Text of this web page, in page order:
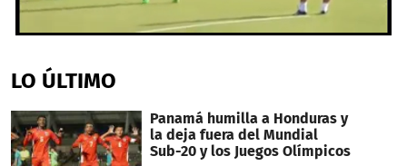
of
1
32
seconds
LO ÚLTIMO
Panamá humilla a Honduras y
la deja fuera del Mundial
Sub-20 y los Juegos Olímpicos